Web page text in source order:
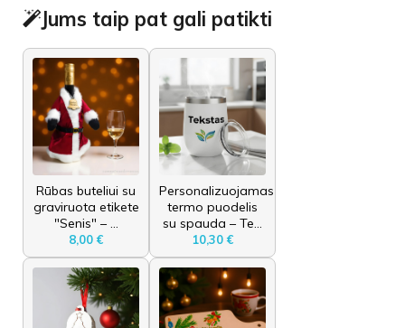
Jums taip pat gali patikti
Rūbas buteliui su
graviruota etikete
"Senis" – ...
8,00 €
Personalizuojamas
termo puodelis
su spauda – Te...
10,30 €